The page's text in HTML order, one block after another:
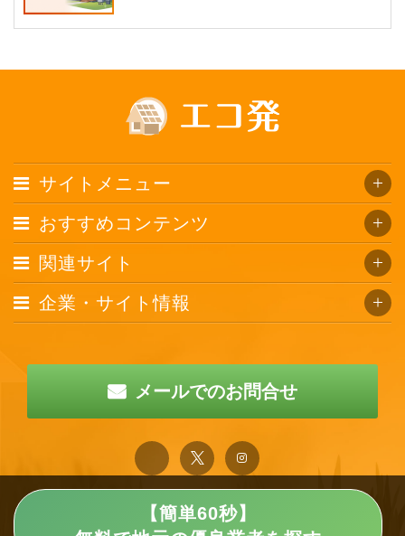
【簡単60秒】
サイトメニュー
おすすめコンテンツ
関連サイト
企業・サイト情報
メールでのお問合せ